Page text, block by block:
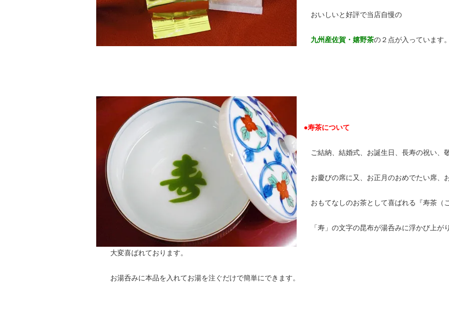
おいしいと好評で当店自慢の
九州産佐賀・嬉野茶の２点が入っています
●寿茶について
ご結納、結婚式、お誕生日、長寿の祝い、
お慶びの席に又、お正月のおめでたい席、
おもてなしのお茶として喜ばれる『寿茶（
「寿」の文字の昆布が湯呑みに浮かび上が
大変喜ばれております。
お湯呑みに本品を入れてお湯を注ぐだけで簡単にできます。